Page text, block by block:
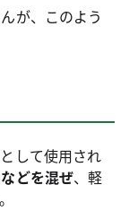
が、このよう
して使用され
どを混ぜ、軽